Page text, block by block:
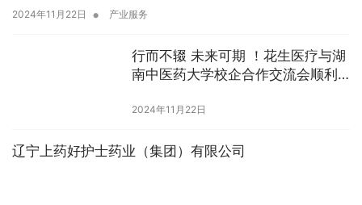
2024年11月22日 • 产业服务
行而不辍 未来可期 ！花生医疗与湖
南中医药大学校企合作交流会顺利
2024年11月22日
辽宁上药好护士药业（集团）有限公司